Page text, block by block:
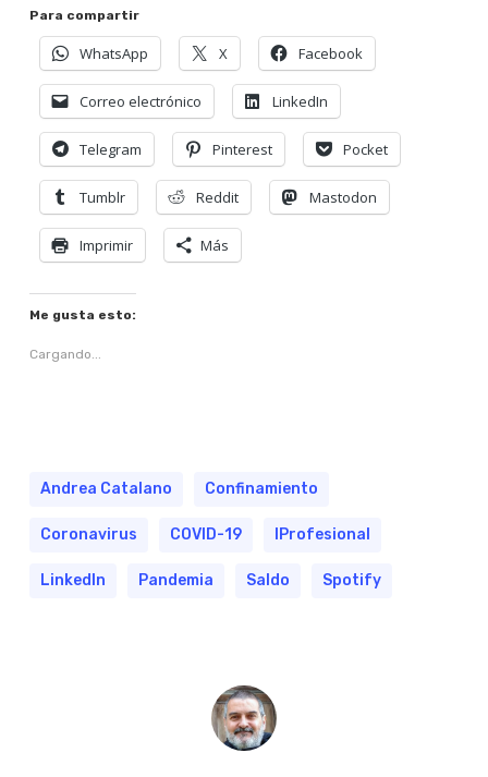
Para compartir
WhatsApp X Facebook
Correo electrónico LinkedIn
Telegram Pinterest Pocket
Tumblr Reddit Mastodon
Imprimir Más
Me gusta esto:
Cargando...
Andrea Catalano Confinamiento
Coronavirus COVID-19 IProfesional
LinkedIn Pandemia Saldo Spotify